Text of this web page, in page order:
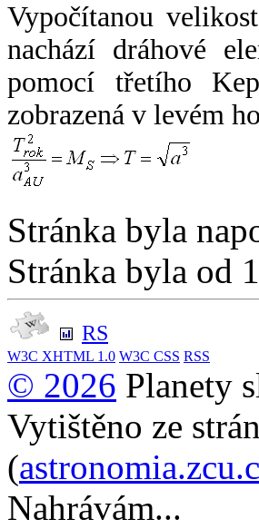
Vypočítanou velikost
nachází dráhové
pomocí třetího
zobrazená v levém
Stránka byla
Stránka byla od
RS
W3C XHTML 1.0 W3C CSS RSS
© 2026 Planety
Vytištěno ze
(
Nahrávám...